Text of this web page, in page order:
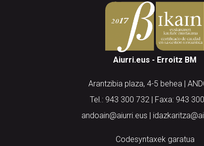
Aiurri.eus - Erroitz BM
Arantzibia plaza, 4-5 behea |
Tel.: 943 300 732 | Faxa: 943
andoain@aiurri.eus |
Codesyntaxek garatua